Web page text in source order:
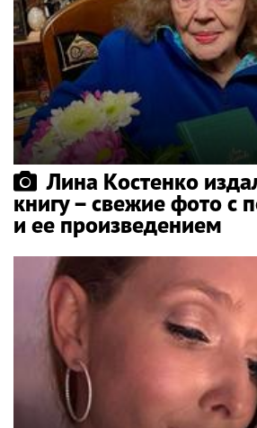
Лина Костенко
книгу – свежие фото с
и ее произведением